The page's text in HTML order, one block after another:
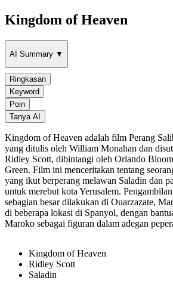
Kingdom of Heaven
AI Summary ▼
Ringkasan
Keyword
Poin
Tanya AI
Kingdom of Heaven adalah film Perang
yang ditulis oleh William Monahan dan
Ridley Scott, dibintangi oleh Orlando
Green. Film ini menceritakan tentang
yang ikut berperang melawan Saladin dan
untuk merebut kota Yerusalem.
sebagian besar dilakukan di Ouarzazate,
di beberapa lokasi di Spanyol, dengan
Maroko sebagai figuran dalam adegan
Kingdom of Heaven
Ridley Scott
Saladin